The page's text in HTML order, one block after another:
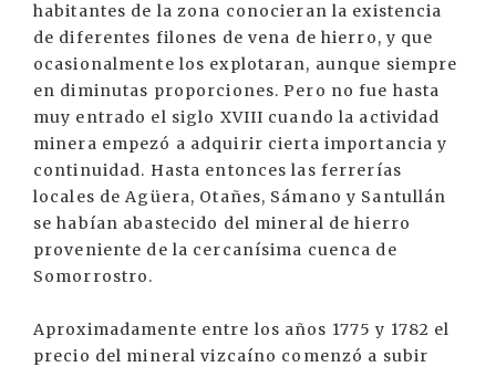
habitantes de la zona conocieran la existencia
de diferentes filones de vena de hierro, y que
ocasionalmente los explotaran, aunque siempre
en diminutas proporciones. Pero no fue hasta
muy entrado el siglo XVIII cuando la actividad
minera empezó a adquirir cierta importancia y
continuidad. Hasta entonces las ferrerías
locales de Agüera, Otañes, Sámano y Santullán
se habían abastecido del mineral de hierro
proveniente de la cercanísima cuenca de
Somorrostro.
Aproximadamente entre los años 1775 y 1782 el
precio del mineral vizcaíno comenzó a subir